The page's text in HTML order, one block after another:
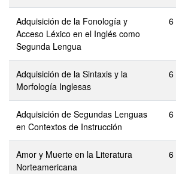
Adquisición de la Fonología y
Acceso Léxico en el Inglés como
Segunda Lengua
6
Adquisición de la Sintaxis y la
Morfología Inglesas
6
Adquisición de Segundas Lenguas
en Contextos de Instrucción
6
Amor y Muerte en la Literatura
Norteamericana
6